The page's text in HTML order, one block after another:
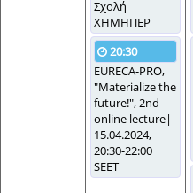
Σχολή
ΧΗΜΗΠΕΡ
20:30
EURECA-PRO,
"Materialize the
future!", 2nd
online lecture|
15.04.2024,
20:30-22:00
SEET